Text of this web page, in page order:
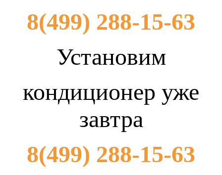
8(499) 288-15-63
Установим
кондиционер уже
завтра
8(499) 288-15-63